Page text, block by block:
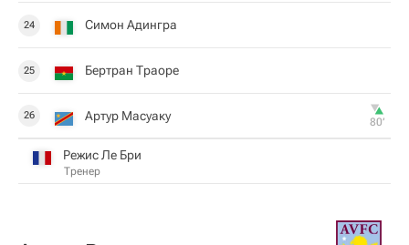
24 Симон Адингра
25 Бертран Траоре
26 Артур Масуаку 80‎’‎
Режис Ле Бри
Тренер